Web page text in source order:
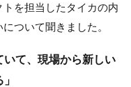
を担当したタイカの内
ついて聞きました。
いて、現場から新しい